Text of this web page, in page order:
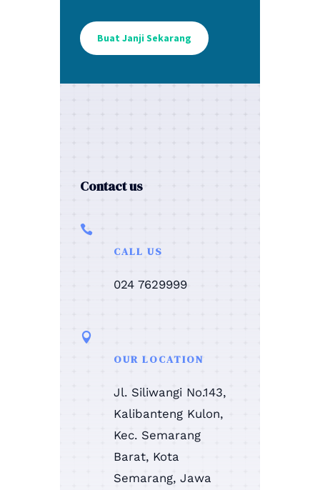
Buat Janji Sekarang
Contact us

CALL US
024 7629999

OUR LOCATION
Jl. Siliwangi No.143,
Kalibanteng Kulon,
Kec. Semarang
Barat, Kota
Semarang, Jawa